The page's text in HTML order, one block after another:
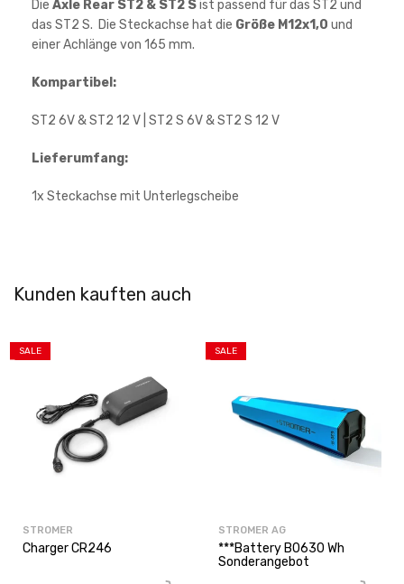
Die Axle Rear ST2 & ST2 Sist passend für das ST2 und
das ST2 S. Die Steckachse hat die Größe M12x1,0 und
einer Achlänge von 165 mm.
Kompartibel:
ST2 6V &ST2 12 V | ST2 S 6V & ST2 S 12 V
Lieferumfang:
1x Steckachse mit Unterlegscheibe
Kunden kauften auch
SALE
STROMER
Charger CR246
SALE
STROMER AG
***Battery B0630 Wh
Sonderangebot